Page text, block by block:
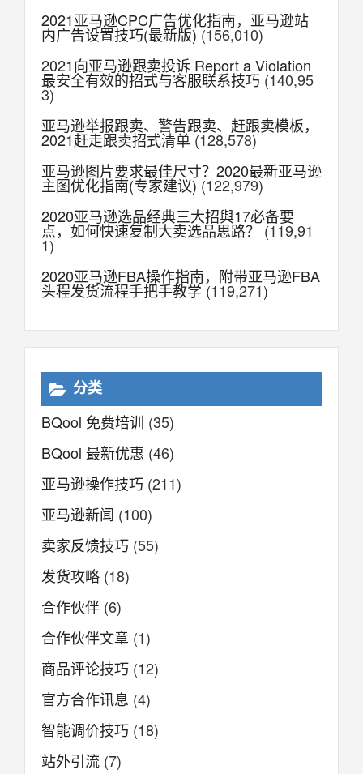
2021亚马逊CPC广告优化指南，亚马逊站
内广告设置技巧(最新版)(156,010)
2021向亚马逊跟卖投诉 Report a Violation
最安全有效的招式与客服联系技巧 (140,95
3)
亚马逊举报跟卖、警告跟卖、赶跟卖模板，
2021赶走跟卖招式清单(128,578)
亚马逊图片要求最佳尺寸？2020最新亚马逊
主图优化指南(专家建议) (122,979)
2020亚马逊选品经典三大招與17必备要
点，如何快速复制大卖选品思路？ (119,91
1)
2020亚马逊FBA操作指南，附带亚马逊FBA
头程发货流程手把手教学(119,271)
分类
BQool 免费培训 (35)
BQool 最新优惠 (46)
亚马逊操作技巧 (211)
亚马逊新闻 (100)
卖家反馈技巧 (55)
发货攻略 (18)
合作伙伴 (6)
合作伙伴文章 (1)
商品评论技巧 (12)
官方合作讯息 (4)
智能调价技巧 (18)
站外引流 (7)